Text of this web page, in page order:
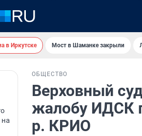
в Иркутске Мост в Шаманке закрыли
на
ОБЩЕСТВО
Верховный
жалобу ИДСК
р. КРИО